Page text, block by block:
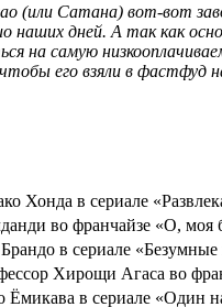
(или Сатана) вот-вот
наших дней. А так как
на самую
его взяли в
Хонда в сериале
во франчайзе «О, моя
в сериале
Хирощи Агаса во
Ёмикава в сериале «Один